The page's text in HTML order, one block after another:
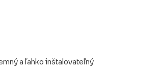
a ľahko inštalovateľný